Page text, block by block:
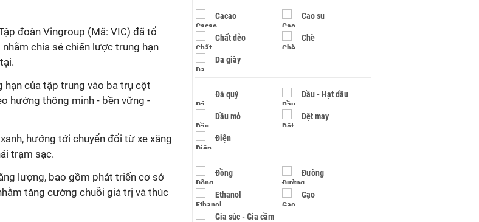
đoàn Vingroup (Mã: VIC) đã tổ
chia sẻ chiến lược trung hạn
hạn của tập trung vào ba trụ cột
hướng thông minh - bền vững -
hướng tới chuyển đổi từ xe xăng
trạm sạc.
lượng, bao gồm phát triển cơ sở
tăng cường chuỗi giá trị và thúc
Cacao Cao su
Chất dẻo Chè
Da giày
Đá quý Dầu - Hạt dầu
Dầu mỏ Dệt may
Điện
Đồng Đường
Ethanol Gạo
Gia súc - Gia cầm